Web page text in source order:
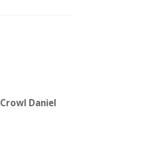
Crowl Daniel